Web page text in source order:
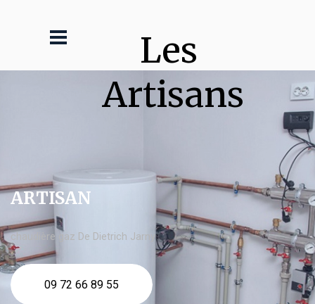
Les
Artisans
ARTISAN
chaudière gaz De Dietrich Jarny
09 72 66 89 55